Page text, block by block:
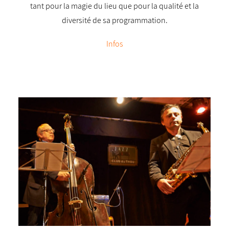
tant pour la magie du lieu que pour la qualité et la
diversité de sa programmation.
Infos